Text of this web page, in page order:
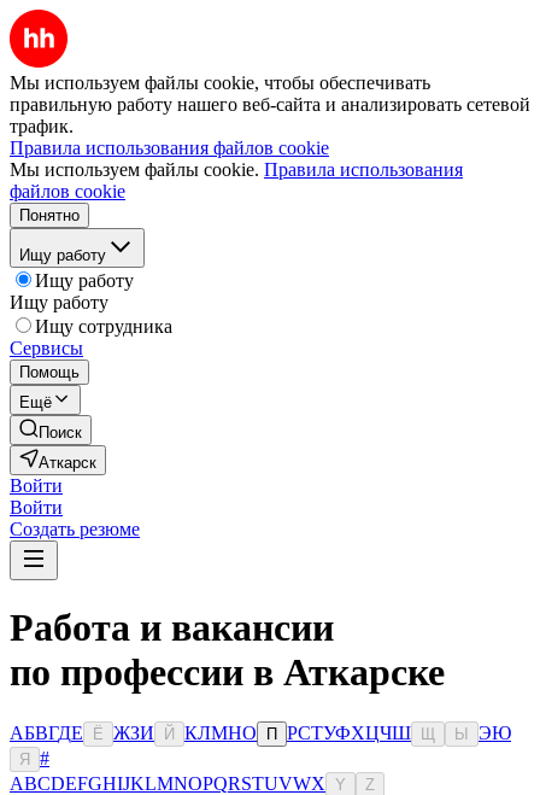
Мы используем файлы cookie, чтобы обеспечивать
правильную работу нашего веб-сайта и анализировать сетевой
трафик.
Правила использования файлов cookie
Мы используем файлы cookie. Правила использования
файлов cookie
Понятно
Ищу работу
Ищу работу
Ищу работу
Ищу сотрудника
Сервисы
Помощь
Ещё
Поиск
Аткарск
Войти
Войти
Создать резюме
Работа и вакансии
по профессии в Аткарске
АБВГДЕ Ё ЖЗИ Й КЛМНО П РСТУФХЦЧШ Ы ЭЮ
Я
#
ABCDEFGHIJKLMNOPQRSTUVWX Y Z